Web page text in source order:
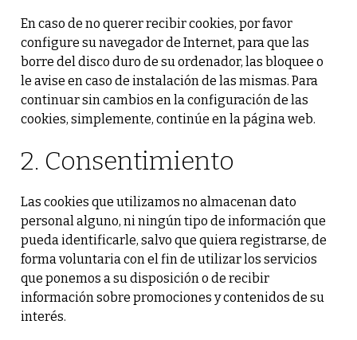
En caso de no querer recibir cookies, por favor
configure su navegador de Internet, para que las
borre del disco duro de su ordenador, las bloquee o
le avise en caso de instalación de las mismas. Para
continuar sin cambios en la configuración de las
cookies, simplemente, continúe en la página web.
2. Consentimiento
Las cookies que utilizamos no almacenan dato
personal alguno, ni ningún tipo de información que
pueda identificarle, salvo que quiera registrarse, de
forma voluntaria con el fin de utilizar los servicios
que ponemos a su disposición o de recibir
información sobre promociones y contenidos de su
interés.